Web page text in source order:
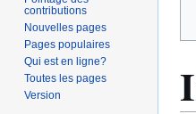
contributions
Nouvelles pages
Pages populaires
Qui est en ligne?
Toutes les pages
Version